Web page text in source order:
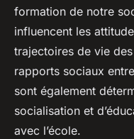
formation de notre
influencent les
trajectoires de vie
rapports sociaux
sont également
socialisation et
avec l’école.